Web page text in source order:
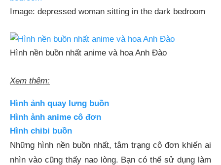
Image: depressed woman sitting in the dark bedroom
Hình nền buồn nhất anime và hoa Anh Đào
Xem thêm:
Hình ảnh quay lưng buồn
Hình ảnh anime cô đơn
Hình chibi buồn
Những hình nền buồn nhất, tâm trạng cô đơn khiến ai
nhìn vào cũng thấy nao lòng. Bạn có thể sử dụng làm